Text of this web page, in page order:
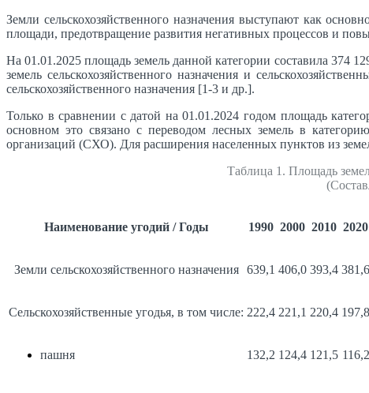
Земли сельскохозяйственного назначения выступают как
площади, предотвращение развития негативных процессов и
На 01.01.2025 площадь земель данной категории составила 374
земель сельскохозяйственного назначения и
сельскохозяйственного назначения [1-3 и др.].
Только в сравнении с датой на 01.01.2024 годом площадь
основном это связано с переводом лесных земель в
организаций (СХО). Для расширения населенных пунктов из
Таблица 1. Площадь
Наименование угодий / Годы 1990 2000 2010 2020
Земли сельскохозяйственного назначения 639,1 406,0 393,4 381,6
Сельскохозяйственные угодья, в том числе: 222,4 221,1 220,4 197,8
пашня 132,2 124,4 121,5 116,2